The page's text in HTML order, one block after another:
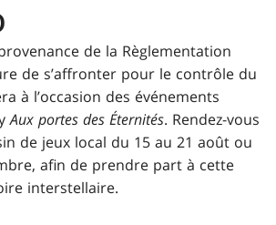
de la Règlementation
de s’affronter pour le contrôle du
à l’occasion des événements
Aux portes des Éternités. Rendez-vous
de jeux local du 15 au 21 août ou
afin de prendre part à cette
interstellaire.